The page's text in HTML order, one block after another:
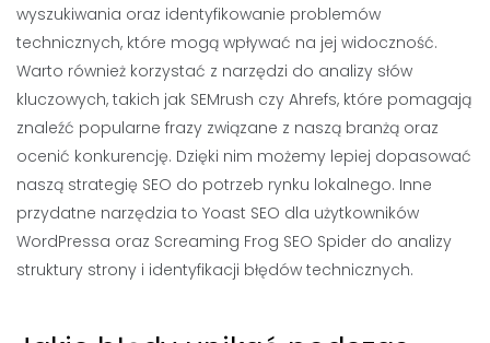
wyszukiwania oraz identyfikowanie problemów
technicznych, które mogą wpływać na jej widoczność.
Warto również korzystać z narzędzi do analizy słów
kluczowych, takich jak SEMrush czy Ahrefs, które pomagają
znaleźć popularne frazy związane z naszą branżą oraz
ocenić konkurencję. Dzięki nim możemy lepiej dopasować
naszą strategię SEO do potrzeb rynku lokalnego. Inne
przydatne narzędzia to Yoast SEO dla użytkowników
WordPressa oraz Screaming Frog SEO Spider do analizy
struktury strony i identyfikacji błędów technicznych.